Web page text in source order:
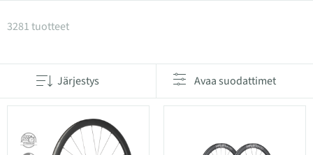
Tuotteet kategoriassa Varaosat
3281 tuotteet
Järjestys Avaa suodattimet